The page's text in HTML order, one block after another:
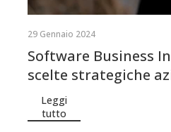
29 Gennaio 2024
Software Business
scelte strategiche
Leggi
tutto